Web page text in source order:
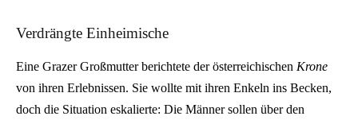
Verdrängte Einheimische
Eine Grazer Großmutter berichtete der österreichischen Krone
von ihren Erlebnissen. Sie wollte mit ihren Enkeln ins Becken,
doch die Situation eskalierte: Die Männer sollen über den